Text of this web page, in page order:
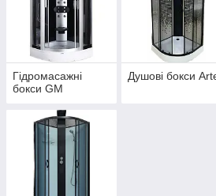
Гідромасажні
бокси GM
Душові бокси